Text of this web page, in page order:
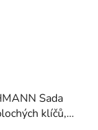
Sada
klíčů,